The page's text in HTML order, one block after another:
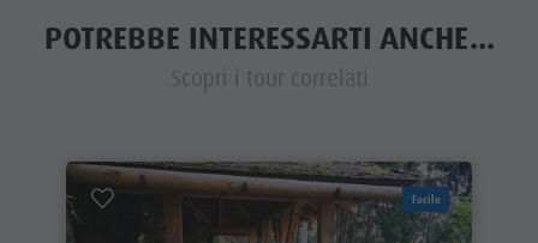
POTREBBE INTERESSARTI ANCHE...
Scopri i tour correlati
Facile